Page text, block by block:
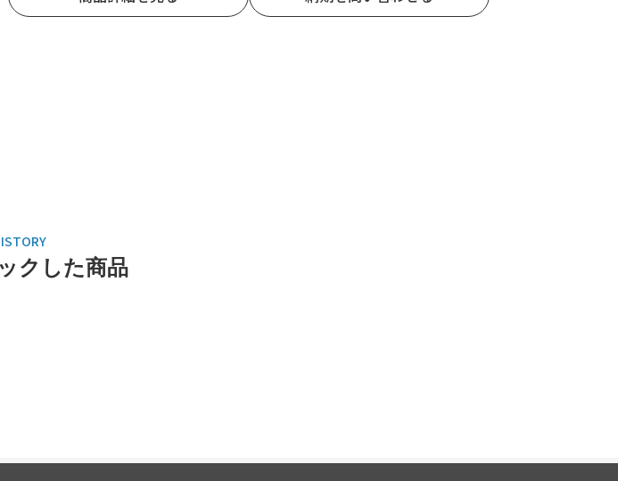
クした商品